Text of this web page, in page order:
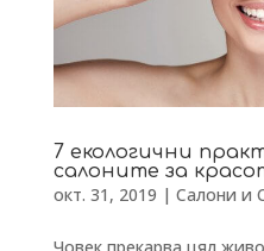
7 екологични
салоните за
окт. 31, 2019 | Салони и